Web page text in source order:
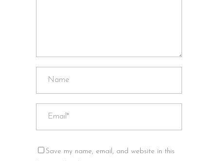
Save my name, email, and website in this